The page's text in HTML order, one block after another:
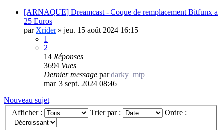
[ARNAQUE] Dreamcast - Coque de remplacement Bitfunx a
25 Euros
par Xrider» jeu. 15 août 2024 16:15
1
2
14 Réponses
3694 Vues
Dernier message pardarky_mtp
mar. 3 sept. 2024 08:46
Nouveau sujet
Afficher :
Trier par : Ordre :